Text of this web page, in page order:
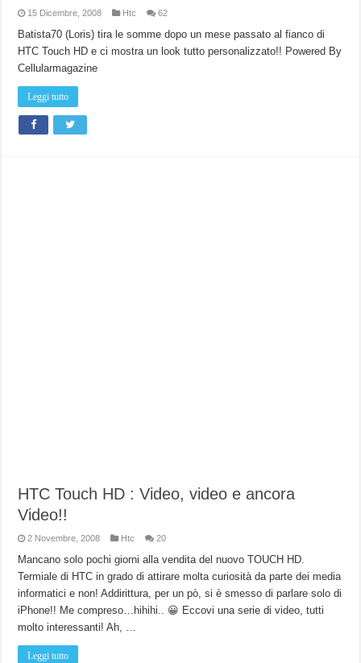
15 Dicembre, 2008 Htc 62
Batista70 (Loris) tira le somme dopo un mese passato al fianco di
HTC Touch HD e ci mostra un look tutto personalizzato!! Powered By
Cellularmagazine
Leggi tutto
HTC Touch HD : Video, video e ancora
Video!!
2 Novembre, 2008 Htc 20
Mancano solo pochi giorni alla vendita del nuovo TOUCH HD.
Termiale di HTC in grado di attirare molta curiosità da parte dei media
informatici e non! Addirittura, per un pò, si è smesso di parlare solo di
iPhone!! Me compreso…hihihi.. 😀 Eccovi una serie di video, tutti
molto interessanti! Ah, …
Leggi tutto